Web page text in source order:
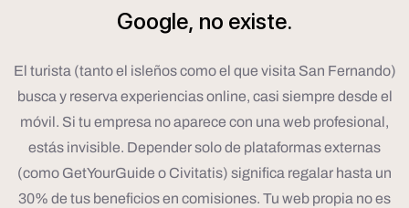
Google, no existe.
El turista (tanto el isleños como el que visita San Fernando)
busca y reserva experiencias online, casi siempre desde el
móvil. Si tu empresa no aparece con una web profesional,
estás invisible. Depender solo de plataformas externas
(como GetYourGuide o Civitatis) significa regalar hasta un
30% de tus beneficios en comisiones. Tu web propia no es